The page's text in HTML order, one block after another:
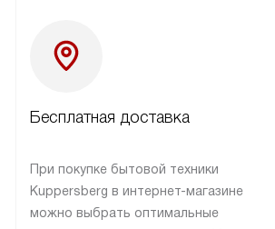
Бесплатная доставка
При покупке бытовой техники
Kuppersberg в интернет-магазине
можно выбрать оптимальные